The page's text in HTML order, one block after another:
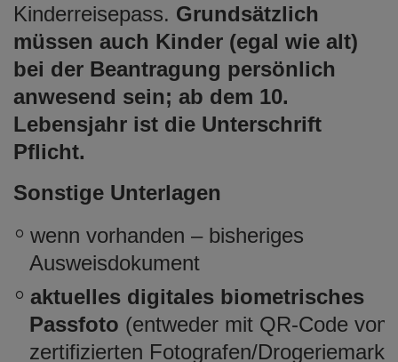
Kinderreisepass. Grundsätzlich
müssen auch Kinder (egal wie alt)
bei der Beantragung persönlich
anwesend sein; ab dem 10.
Lebensjahr ist die Unterschrift
Pflicht.
Sonstige Unterlagen
wenn vorhanden – bisheriges
Ausweisdokument
aktuelles digitales biometrisches
Passfoto (entweder mit QR-Code vom
zertifizierten Fotografen/Drogeriemarkt